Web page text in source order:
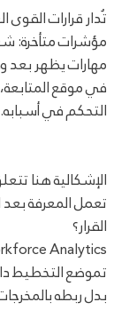
تُدار قرارات
مؤشرات متأخرة:
مهارات يظهر بعد
في موقع
التحكم في أسبابه.
الإشكالية هنا
تعمل المعرفة
القرار؟
تموضع التخطيط
بدل ربطه